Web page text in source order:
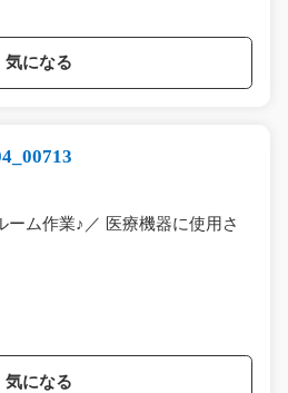
気になる
ーム作業♪／ 医療機器に使用さ
気になる